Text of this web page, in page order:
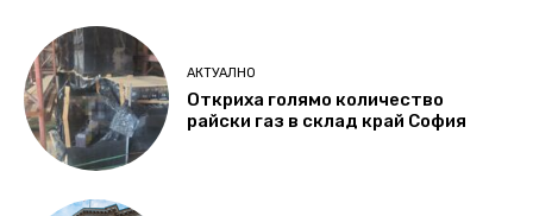
АКТУАЛНО
Откриха голямо количество
райски газ в склад край София